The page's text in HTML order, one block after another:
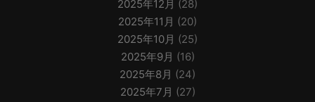
2025年12月 (28)
2025年11月 (20)
2025年10月 (25)
2025年9月 (16)
2025年8月 (24)
2025年7月 (27)